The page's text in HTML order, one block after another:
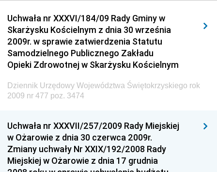
Elektronicznej
Dziennik Urzędowy Ministra Spraw Wewnętrznych i
Administracji
Dziennik Urzędowy Ministra Transportu
Dziennik Urzędowy Ministra Budownictwa
Dziennik Urzędowy Ministra Nauki i Szkolnictwa
Dziennik Urzędowy Głównego Urzędu Miar
Dziennik Urzędowy Ministra Rolnictwa i Rozwoju Wsi
Dziennik Urzędowy Ministra Edukacji Narodowej i
Sportu
Uchwała nr XXXVI/184/09 Rady Gminy w
Skarżysku Kościelnym z dnia 30 września
2009r. w sprawie zatwierdzenia Statutu
Samodzielnego Publicznego Zakładu
Opieki Zdrowotnej w Skarżysku Kościelnym
Dziennik Urzędowy Województwa Świętokrzyskiego rok
2009 nr 477 poz. 3474
Uchwała nr XXXVII/257/2009 Rady Miejskiej
w Ożarowie z dnia 30 czerwca 2009r.
Zmiany uchwały Nr XXIX/192/2008 Rady
Miejskiej w Ożarowie z dnia 17 grudnia